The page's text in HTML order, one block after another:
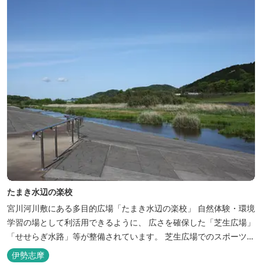
たまき水辺の楽校
宮川河川敷にある多目的広場「たまき水辺の楽校」 自然体験・環境
学習の場として利活用できるように、 広さを確保した「芝生広場」
「せせらぎ水路」等が整備されています。 芝生広場でのスポーツや
バーベキューはもちろん、 車での乗り入れも可能なため、オートキ
ャンプなどもお楽しみいただけます！ 火災防止のため、バーベキュ
伊勢志摩